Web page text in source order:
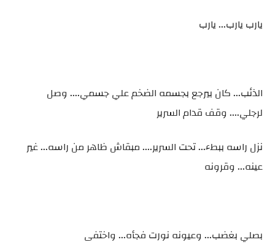
يارب يارب... يارب
الذئب... كان بيرجع بجسمه الضخم علي جسمي.... وصل
لرجلي.... وقف قدام السرير
نزل راسه ببطء... تحت السرير.... مبقاش ظاهر من راسه... غير
عينه... وقرونه
بصلي بغضب... وعيونه نورت فجأه... واختفى